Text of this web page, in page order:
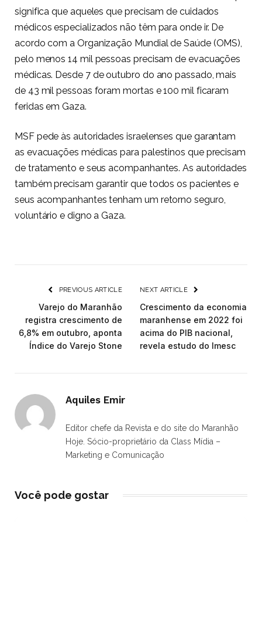
significa que aqueles que precisam de cuidados
médicos especializados não têm para onde ir. De
acordo com a Organização Mundial de Saúde (OMS),
pelo menos 14 mil pessoas precisam de evacuações
médicas. Desde 7 de outubro do ano passado, mais
de 43 mil pessoas foram mortas e 100 mil ficaram
feridas em Gaza.
MSF pede às autoridades israelenses que garantam
as evacuações médicas para palestinos que precisam
de tratamento e seus acompanhantes. As autoridades
também precisam garantir que todos os pacientes e
seus acompanhantes tenham um retorno seguro,
voluntário e digno a Gaza.
PREVIOUS ARTICLE
Varejo do Maranhão
registra crescimento de
6,8% em outubro, aponta
Índice do Varejo Stone
NEXT ARTICLE
Crescimento da economia
maranhense em 2022 foi
acima do PIB nacional,
revela estudo do Imesc
Aquiles Emir
Editor chefe da Revista e do site do Maranhão
Hoje. Sócio-proprietário da Class Mídia –
Marketing e Comunicação
Você pode gostar